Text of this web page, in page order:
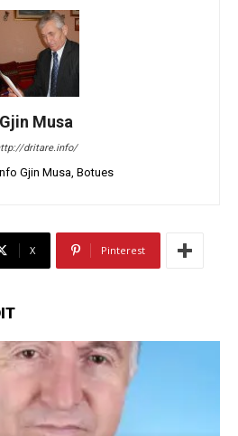
Gjin Musa
dritare.info/
Gjin Musa, Botues
X Pinterest